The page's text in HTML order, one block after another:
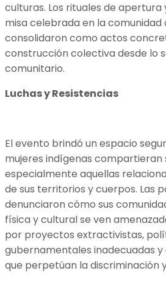
culturas. Los rituales de
misa celebrada en la comunidad
consolidaron como actos
construcción colectiva desde lo
comunitario.
Luchas y Resistencias
El evento brindó un espacio
mujeres indígenas compartieran
especialmente aquellas
de sus territorios y cuerpos. Las
denunciaron cómo sus
física y cultural se ven
por proyectos extractivistas,
gubernamentales inadecuadas
que perpetúan la discriminación